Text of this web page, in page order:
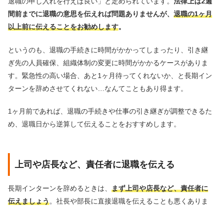
間前までに退職の意思を伝えれば問題ありませんが、 退職の1ヶ月
以上前に伝えることをお勧めします。
というのも、退職の手続きに時間がかかってしまったり、引き継
ぎ先の人員確保、組織体制の変更に時間がかかるケースがありま
す。緊急性の高い場合、あと1ヶ月待ってくれないか、と長期イン
ターンを辞めさせてくれない…なんてこともあり得ます。
1ヶ月前であれば、退職の手続きや仕事の引き継ぎが調整できるた
め、退職日から逆算して伝えることをおすすめします。
上司や店長など、責任者に退職を伝える
長期インターンを辞めるときは、 まず上司や店長など、責任者に
伝えましょう。社長や部長に直接退職を伝えることも悪くありま